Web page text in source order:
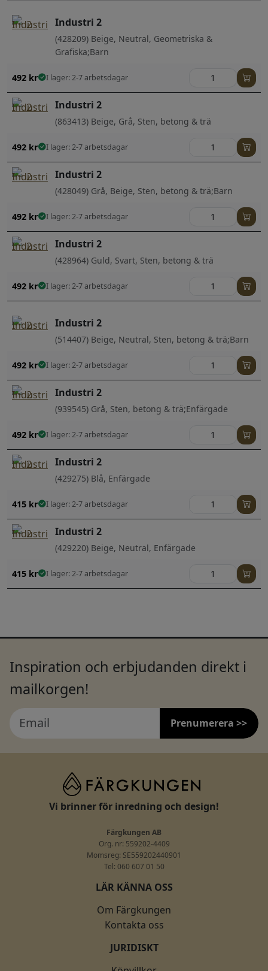
Industri 2
(428209) Beige, Neutral, Geometriska &
Grafiska;Barn
492 kr I lager: 2-7 arbetsdagar
Industri 2
(863413) Beige, Grå, Sten, betong & trä
492 kr I lager: 2-7 arbetsdagar
Industri 2
(428049) Grå, Beige, Sten, betong & trä;Barn
492 kr I lager: 2-7 arbetsdagar
Industri 2
(428964) Guld, Svart, Sten, betong & trä
492 kr I lager: 2-7 arbetsdagar
Industri 2
(514407) Beige, Neutral, Sten, betong & trä;Barn
492 kr I lager: 2-7 arbetsdagar
Industri 2
(939545) Grå, Sten, betong & trä;Enfärgade
492 kr I lager: 2-7 arbetsdagar
Industri 2
(429275) Blå, Enfärgade
415 kr I lager: 2-7 arbetsdagar
Industri 2
(429220) Beige, Neutral, Enfärgade
415 kr I lager: 2-7 arbetsdagar
Inspiration och erbjudanden direkt i
mailkorgen!
Prenumerera >>
Vi brinner för inredning och design!
Färgkungen AB
Org. nr: 559202-4409
Momsreg: SE559202440901
Tel: 060 607 01 50
LÄR KÄNNA OSS
Om Färgkungen
Kontakta oss
JURIDISKT